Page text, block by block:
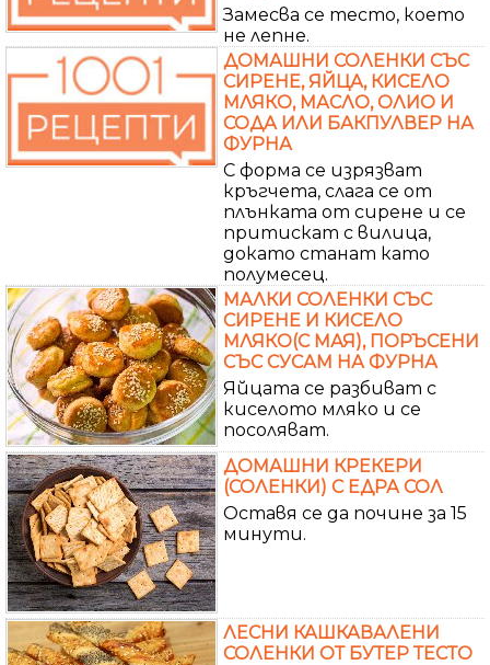
Замесва се тесто, което
не лепне.
ДОМАШНИ СОЛЕНКИ СЪС
СИРЕНЕ, ЯЙЦА, КИСЕЛО
МЛЯКО, МАСЛО, ОЛИО И
СОДА ИЛИ БАКПУЛВЕР НА
ФУРНА
С форма се изрязват
кръгчета, слага се от
плънката от сирене и се
притискат с вилица,
докато станат като
полумесец.
МАЛКИ СОЛЕНКИ СЪС
СИРЕНЕ И КИСЕЛО
МЛЯКО(С МАЯ), ПОРЪСЕНИ
СЪС СУСАМ НА ФУРНА
Яйцата се разбиват с
киселото мляко и се
посоляват.
ДОМАШНИ КРЕКЕРИ
(СОЛЕНКИ) С ЕДРА СОЛ
Оставя се да почине за 15
минути.
ЛЕСНИ КАШКАВАЛЕНИ
СОЛЕНКИ ОТ БУТЕР ТЕСТО